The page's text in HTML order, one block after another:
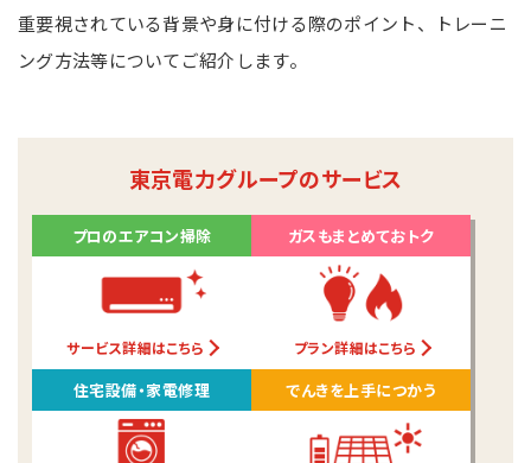
重要視されている背景や身に付ける際のポイント、トレーニ
ング方法等についてご紹介します。
東京電力グループのサービス
プロのエアコン掃除
サービス詳細はこちら
ガスもまとめておトク
プラン詳細はこちら
住宅設備・家電修理 でんきを上手につかう